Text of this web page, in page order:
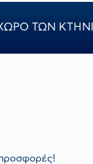
ΤΩΝ
προσφορές!